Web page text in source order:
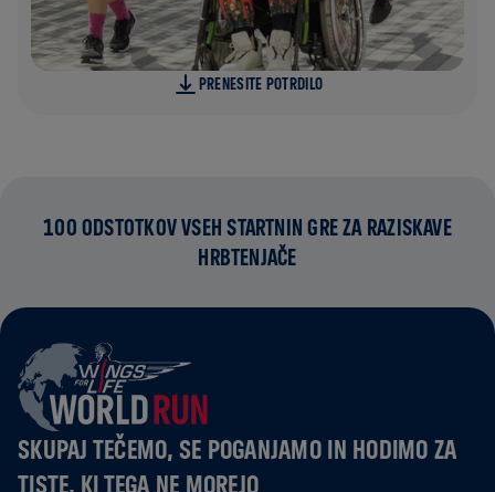
PRENESITE POTRDILO
100 ODSTOTKOV VSEH STARTNIN GRE ZA RAZISKAVE
HRBTENJAČE
SKUPAJ TEČEMO, SE POGANJAMO IN HODIMO ZA
TISTE, KI TEGA NE MOREJO